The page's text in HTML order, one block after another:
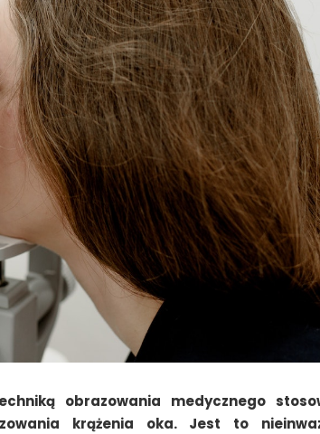
obrazowania medycznego
krążenia oka. Jest to